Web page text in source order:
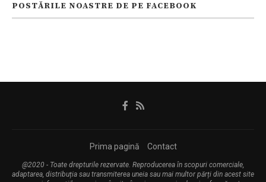
POSTĂRILE NOASTRE DE PE FACEBOOK
Prima pagină Contact
@2020 - Toate drepturile rezervate. Reproducerea în scopuri comerciale,
adaptarea, distribuția sau transmiterea uneia sau mai multor părți din acest site